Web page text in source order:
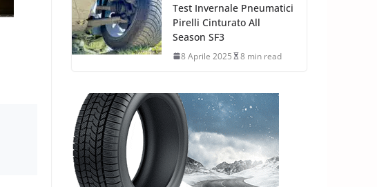
Test Invernale Pneumatici
Pirelli Cinturato All
Season SF3
8 Aprile 2025 8 min read